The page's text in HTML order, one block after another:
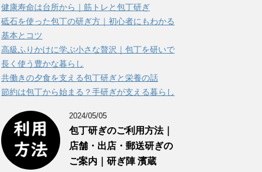
ゴ
リ
ー
健康寿命は台所から｜筋トレと包丁研ぎ
砥石を使った包丁の研ぎ方｜初心者にもわかる
基本とコツ
高級ふりかけに学ぶ小さな贅沢｜包丁を研いで
長く使う豊かな暮らし
共働きの夕食を支える包丁研ぎと栄養の話
節約は包丁から始まる？手研ぎが支える暮らし
2024/05/05
包丁研ぎのご利用方法｜
店舗・出店・郵送研ぎの
ご案内｜研ぎ陣 濱蔵